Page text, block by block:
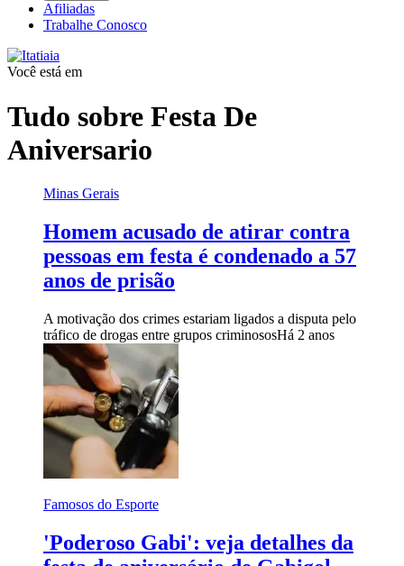
Afiliadas
Trabalhe Conosco
Você está em
Tudo sobre Festa De
Aniversario
Minas Gerais
Homem acusado de atirar contra
pessoas em festa é condenado a 57
anos de prisão
A motivação dos crimes estariam ligados a disputa pelo
tráfico de drogas entre grupos criminososHá 2 anos
Famosos do Esporte
'Poderoso Gabi': veja detalhes da